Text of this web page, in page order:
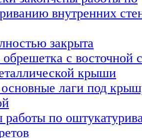
внутренних
закрыта
с восточной
крыши
лаги под
работы по